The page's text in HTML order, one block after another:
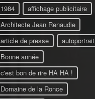
1984
affichage publicitaire
Architecte Jean Renaudie
article de presse
autoportrait
Bonne année
c'est bon de rire HA HA !
Domaine de la Ronce